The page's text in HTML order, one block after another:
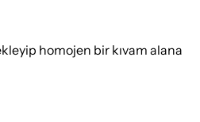
homojen bir kıvam alana